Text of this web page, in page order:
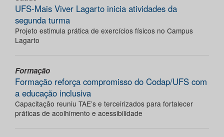
UFS-Mais Viver Lagarto inicia atividades da
segunda turma
Projeto estimula prática de exercícios físicos no Campus
Lagarto
Formação
Formação reforça compromisso do Codap/UFS com
a educação inclusiva
Capacitação reuniu TAE’s e terceirizados para fortalecer
práticas de acolhimento e acessibilidade